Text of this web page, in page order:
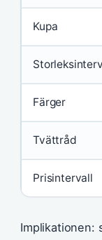
Kupa
Färger
Tvättråd
Prisintervall
Implikationen: